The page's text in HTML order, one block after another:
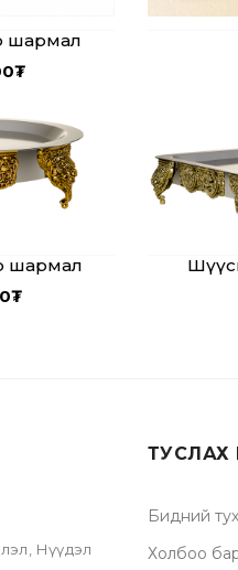
шармал
₮
шармал
₮
Нүүдэл
ТУСЛАХ
Бидний
Холбоо